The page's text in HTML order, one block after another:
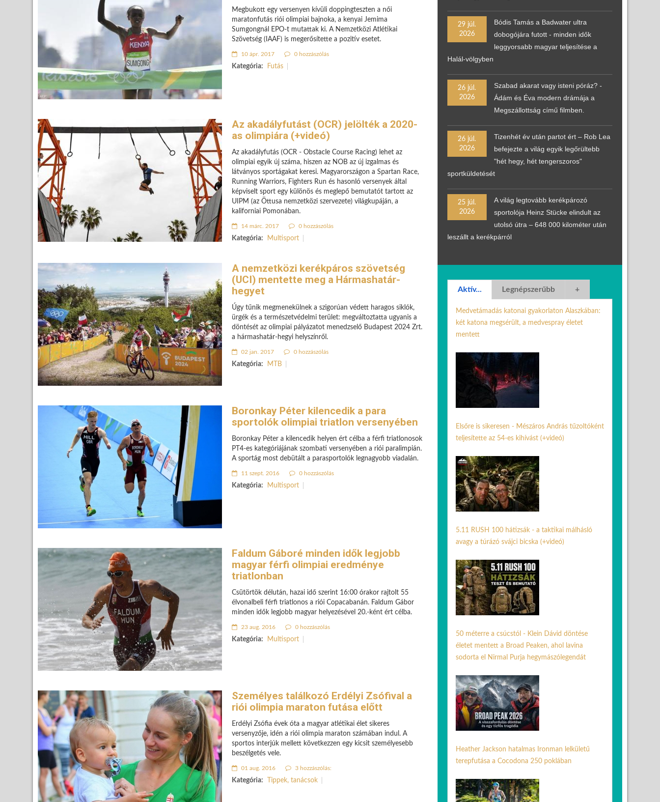
Megbukott egy versenyen kívüli doppingteszten a női
maratonfutás riói olimpiai bajnoka, a kenyai Jemima
Sumgongnál EPO-t mutattak ki. A Nemzetközi Atlétikai
Szövetség (IAAF) is megerősítette a pozitív esetet.
10 ápr. 2017 0 hozzászólás
Kategória: Futás
Az akadályfutást (OCR) jelölték a 2020-
as olimpiára (+videó)
Az akadályfutás (OCR - Obstacle Course Racing) lehet az
olimpiai egyik új száma, hiszen az NOB az új izgalmas és
látványos sportágakat keresi. Magyarországon a Spartan Race,
Running Warriors, Fighters Run és hasonló versenyek által
képviselt sport egy különös és meglepő bemutatót tartott az
UIPM (az Öttusa nemzetközi szervezete) világkupáján, a
kaliforniai Pomonában.
14 márc. 2017 0 hozzászólás
Kategória: Multisport
A nemzetközi kerékpáros szövetség
(UCI) mentette meg a Hármashatár-
hegyet
Úgy tűnik megmenekülnek a szigorúan védett haragos siklók,
ürgék és a természetvédelmi terület: megváltoztatta ugyanis a
döntését az olim­piai pályázatot menedzselő Budapest 2024 Zrt.
a hármashatár-hegyi helyszínről.
02 jan. 2017 0 hozzászólás
Kategória: MTB
Boronkay Péter kilencedik a para
sportolók olimpiai triatlon versenyében
Boronkay Péter a kilencedik helyen ért célba a férfi triatlonosok
PT4-es kategóriájának szombati versenyében a riói paralimpián.
A sportág most debütált a parasportolók legnagyobb viadalán.
11 szept. 2016 0 hozzászólás
Kategória: Multisport
Faldum Gáboré minden idők legjobb
magyar férfi olimpiai eredménye
triatlonban
Csütörtök délután, hazai idő szerint 16:00 órakor rajtolt 55
élvonalbeli férfi triatlonos a riói Copacabanán. Faldum Gábor
minden idők legjobb magyar helyezésével 20.-ként ért célba.
23 aug. 2016 0 hozzászólás
Kategória: Multisport
Személyes találkozó Erdélyi Zsófival a
riói olimpia maraton futása előtt
Erdélyi Zsófia évek óta a magyar atlétikai élet sikeres
versenyzője, idén a riói olimpia maraton számában indul. A
sportos interjúk mellett következzen egy kicsit személyesebb
beszélgetés vele.
01 aug. 2016 3 hozzászólás:
Kategória: Tippek, tanácsok
29 júl.
2026
Bódis Tamás a Badwater ultra
dobogójára futott - minden idők
leggyorsabb magyar teljesítése a
Halál-völgyben
26 júl.
2026
Szabad akarat vagy isteni póráz? -
Ádám és Éva modern drámája a
Megszállottság című filmben.
26 júl.
2026
Tizenhét év után partot ért – Rob Lea
befejezte a világ egyik legőrültebb
"hét hegy, hét tengerszoros"
sportküldetését
25 júl.
2026
A világ legtovább kerékpározó
sportolója Heinz Stücke elindult az
utolsó útra – 648 000 kilométer után
leszállt a kerékpárról
Aktív... Legnépszerűbb +
Medvetámadás katonai gyakorlaton Alaszkában:
két katona megsérült, a medvespray életet
mentett
Elsőre is sikeresen - Mészáros András tűzoltóként
teljesítette az 54-es kihívást (+videó)
5.11 RUSH 100 hátizsák - a taktikai málhásló
avagy a túrázó svájci bicska (+videó)
50 méterre a csúcstól - Klein Dávid döntése
életet mentett a Broad Peaken, ahol lavina
sodorta el Nirmal Purja hegymászólegendát
Heather Jackson hatalmas Ironman lelkületű
terepfutása a Cocodona 250 poklában